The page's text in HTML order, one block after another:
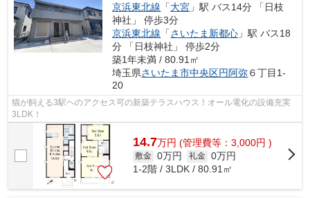
京浜東北線 「大宮 」駅 バス14分 「日枝
神社」 停歩3分
京浜東北線 「さいたま新都心 」駅 バス18
分 「日枝神社」 停歩2分
築1年未満 / 80.91㎡
埼玉県さいたま市中央区円阿弥６丁目1-
20
猫が飼える3駅ヘのアクセス可の新築テラスハウス！オール電化の設備充実
3LDK！
14.7万円 (管理費等：3,000円 )
敷金 0万円 礼金 0万円
1-2階 / 3LDK / 80.91㎡